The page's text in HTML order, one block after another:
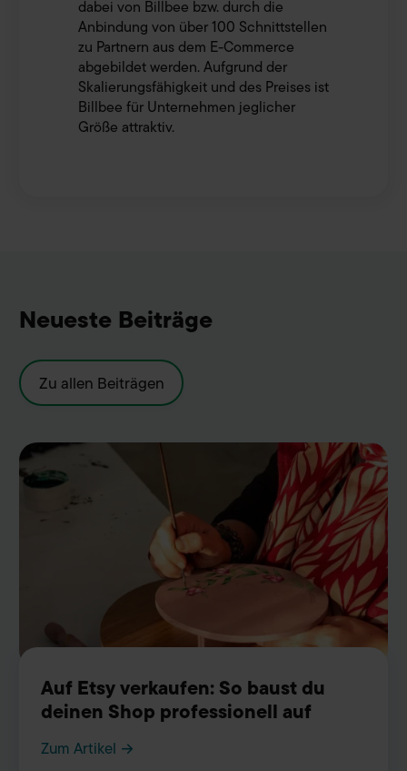
personenbezogener Daten in nicht sichere Drittländer
beinhaltet das Risiko der Offenlegung an unberechtigte
Dritte, wie z.B. ausländische Behörden. Ihre hier
abgegebene Einwilligung können Sie jederzeit mit Wirkung
für die Zukunft widerrufen. Hierzu klicken Sie auf „Cookie-
Einstellungen anpassen“ im Footer unserer Seite. Details
dabei von Billbee bzw. durch die
Anbindung von über 100 Schnittstellen
zu Partnern aus dem E-Commerce
abgebildet werden. Aufgrund der
Skalierungsfähigkeit und des Preises ist
Billbee für Unternehmen jeglicher
Größe attraktiv.
Neueste Beiträge
Zu allen Beiträgen
Auf Etsy verkaufen: So baust du
deinen Shop professionell auf
Zum Artikel →